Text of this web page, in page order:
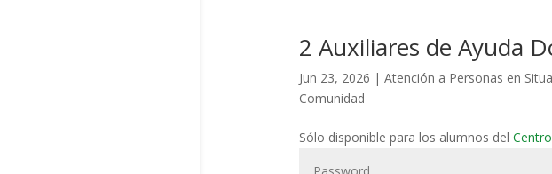
2 Auxiliares de Ayuda
Jun 23, 2026 | Atención a Personas en
Comunidad
Sólo disponible para los alumnos del